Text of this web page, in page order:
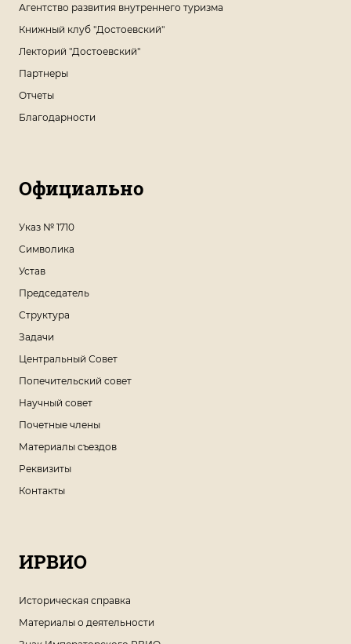
Агентство развития внутреннего туризма
Книжный клуб "Достоевский"
Лекторий "Достоевский"
Партнеры
Отчеты
Благодарности
Официально
Указ № 1710
Символика
Устав
Председатель
Структура
Задачи
Центральный Совет
Попечительский совет
Научный совет
Почетные члены
Материалы съездов
Реквизиты
Контакты
ИРВИО
Историческая справка
Материалы о деятельности